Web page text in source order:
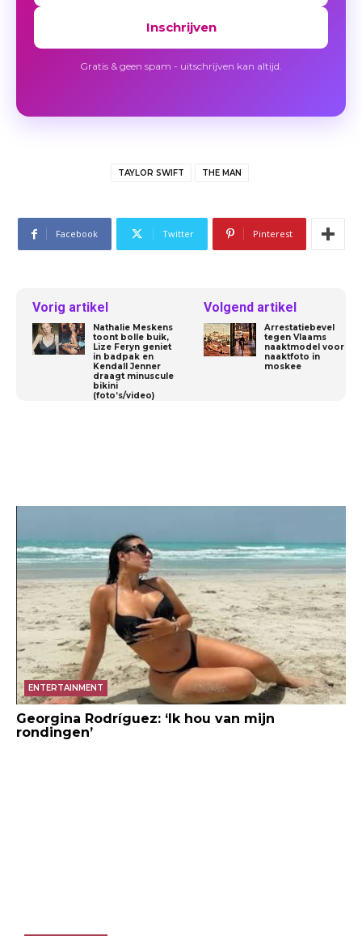
Inschrijven
Gratis & geen spam - uitschrijven kan altijd.
TAYLOR SWIFT THE MAN
Facebook Twitter Pinterest
Vorig artikel
Nathalie Meskens
toont bolle buik,
Lize Feryn geniet
in badpak en
Kendall Jenner
draagt minuscule
bikini
(foto’s/video)
Volgend artikel
Arrestatiebevel
tegen Vlaams
naaktmodel voor
naaktfoto in
moskee
ENTERTAINMENT
Georgina Rodríguez: ‘Ik hou van mijn
rondingen’